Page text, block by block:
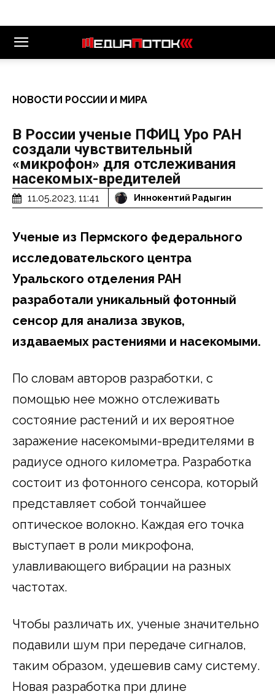
НОВОСТИ РОССИИ И МИРА
В России ученые ПФИЦ Уро РАН
создали чувствительный
«микрофон» для отслеживания
насекомых-вредителей
11.05.2023, 11:41 Иннокентий Радыгин
Ученые из Пермского федерального
исследовательского центра
Уральского отделения РАН
разработали уникальный фотонный
сенсор для анализа звуков,
издаваемых растениями и насекомыми.
По словам авторов разработки, с
помощью нее можно отслеживать
состояние растений и их вероятное
заражение насекомыми-вредителями в
радиусе одного километра. Разработка
состоит из фотонного сенсора, который
представляет собой тончайшее
оптическое волокно. Каждая его точка
выступает в роли микрофона,
улавливающего вибрации на разных
частотах.
Чтобы различать их, ученые значительно
подавили шум при передаче сигналов,
таким образом, удешевив саму систему.
Новая разработка при длине